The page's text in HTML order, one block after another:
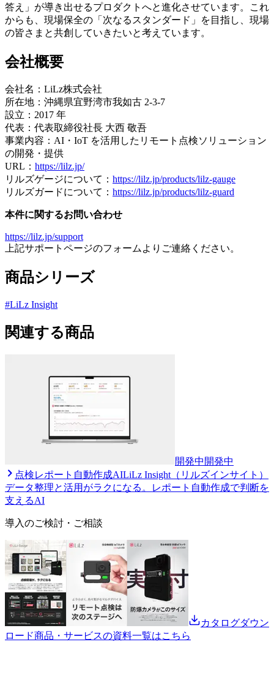
答え」が導き出せるプロダクトへと進化させています。これ
からも、現場保全の「次なるスタンダード」を目指し、現場
の皆さまと共創していきたいと考えています。
会社概要
会社名：LiLz株式会社
所在地：沖縄県宜野湾市我如古 2-3-7
設立：2017 年
代表：代表取締役社長 大西 敬吾
事業内容：AI・IoT を活用したリモート点検ソリューション
の開発・提供
URL： https://lilz.jp/
リルズゲージについて： https://lilz.jp/products/lilz-gauge
リルズガードについて： https://lilz.jp/products/lilz-guard
本件に関するお問い合わせ
https://lilz.jp/support
上記サポートページのフォームよりご連絡ください。
商品シリーズ
#LiLz Insight
関連する商品
開発中 開発中
点検レポート自動作成AILiLz Insight（リルズインサイト）
データ整理と活用がラクになる。レポート自動作成で判断を
支えるAI
導入のご検討・ご相談
カタログダウン
ロード商品・サービスの資料一覧はこちら